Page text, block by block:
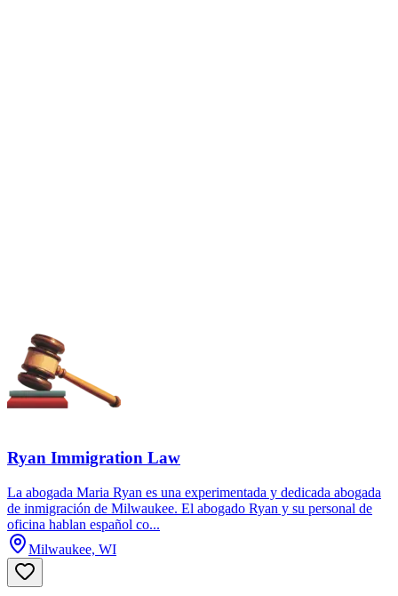
Ryan Immigration Law
La abogada Maria Ryan es una experimentada y dedicada abogada
de inmigración de Milwaukee. El abogado Ryan y su personal de
oficina hablan español co...
Milwaukee, WI